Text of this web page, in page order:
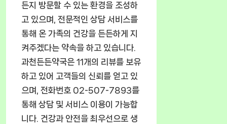
든지 방문할 수 있는 환경을 조성하
고 있으며, 전문적인 상담 서비스를
통해 온 가족의 건강을 든든하게 지
켜주겠다는 약속을 하고 있습니다.
과천든든약국은 11개의 리뷰를 보유
하고 있어 고객들의 신뢰를 얻고 있
으며, 전화번호 02-507-7893를
통해 상담 및 서비스 이용이 가능합
니다. 건강과 안전을 최우선으로 생